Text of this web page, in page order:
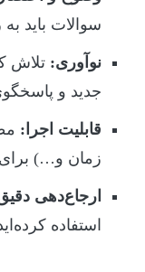
سوالات باید
نوآوری: تلاش
جدید و
قابلیت اجرا:
زمان و…) برای
ارجاع‌دهی
استفاده